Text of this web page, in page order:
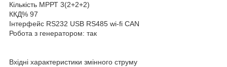
Кількість МРРТ 3(2+2+2)
ККД% 97
Інтерфейс RS232 USB RS485 wi-fi CAN
Робота з генератором: так
Вхідні характеристики змінного струму